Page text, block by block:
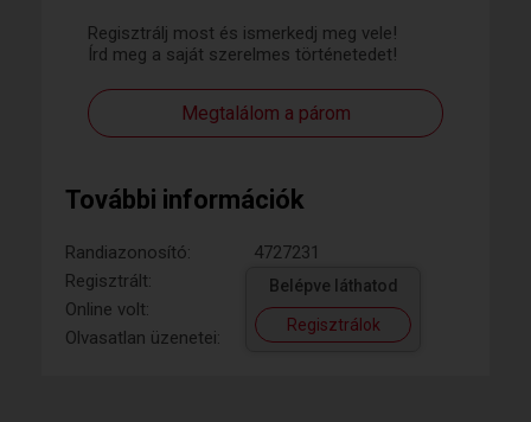
Regisztrálj most és ismerkedj meg vele!
Írd meg a saját szerelmes történetedet!
Megtalálom a párom
További információk
Randiazonosító:
4727231
Regisztrált:
Online volt:
Olvasatlan üzenetei:
Belépve láthatod
Regisztrálok